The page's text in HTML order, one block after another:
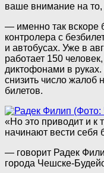
ваше внимание на то,
— именно так вскоре
контролера с
и автобусах. Уже в
работает 150
диктофонами в
снизить число жалоб
билетов.
«Но это приводит и к
начинают вести себя
— говорит Радек
города Чешске-